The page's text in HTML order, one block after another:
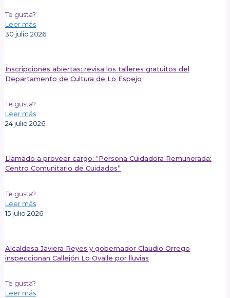
Te gusta?
Leer más
30 julio 2026
Inscripciones abiertas: revisa los talleres gratuitos del
Departamento de Cultura de Lo Espejo
Te gusta?
Leer más
24 julio 2026
Llamado a proveer cargo: “Persona Cuidadora Remunerada:
Centro Comunitario de Cuidados”
Te gusta?
Leer más
15 julio 2026
Alcaldesa Javiera Reyes y gobernador Claudio Orrego
inspeccionan Callejón Lo Ovalle por lluvias
Te gusta?
Leer más